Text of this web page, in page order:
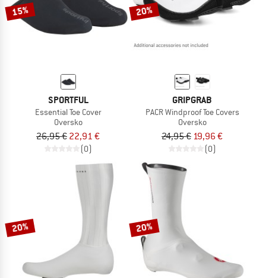
15%
SPORTFUL
Essential Toe Cover
Oversko
26,95 € 22,91 €
(0)
20%
GRIPGRAB
PACR Windproof Toe Covers
Oversko
24,95 € 19,96 €
(0)
20% 20%